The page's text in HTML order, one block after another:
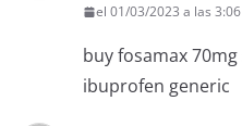
el 01/03/2023 a las
buy fosamax 70mg
ibuprofen generic